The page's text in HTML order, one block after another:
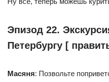
Эпизод 22.
Петербургу [
Масяня: Позвольте